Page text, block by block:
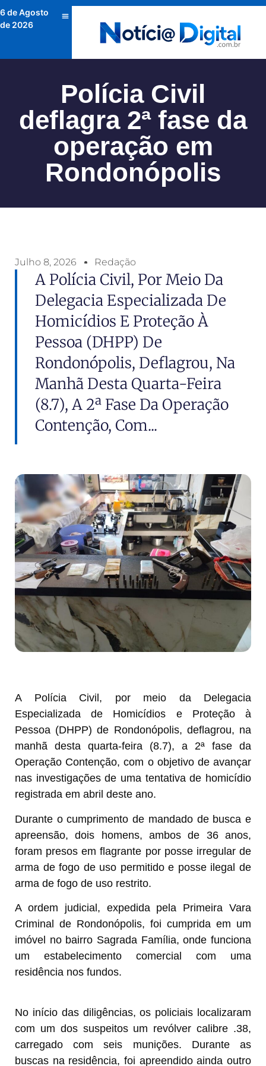
6 de Agosto
de 2026
Polícia Civil
deflagra 2ª fase da
operação em
Rondonópolis
Julho 8, 2026 Redação
A Polícia Civil, Por Meio Da
Delegacia Especializada De
Homicídios E Proteção À
Pessoa (DHPP) De
Rondonópolis, Deflagrou, Na
Manhã Desta Quarta-Feira
(8.7), A 2ª Fase Da Operação
Contenção, Com...
A Polícia Civil, por meio da Delegacia
Especializada de Homicídios e Proteção à
Pessoa (DHPP) de Rondonópolis, deflagrou, na
manhã desta quarta-feira (8.7), a 2ª fase da
Operação Contenção, com o objetivo de avançar
nas investigações de uma tentativa de homicídio
registrada em abril deste ano.
Durante o cumprimento de mandado de busca e
apreensão, dois homens, ambos de 36 anos,
foram presos em flagrante por posse irregular de
arma de fogo de uso permitido e posse ilegal de
arma de fogo de uso restrito.
A ordem judicial, expedida pela Primeira Vara
Criminal de Rondonópolis, foi cumprida em um
imóvel no bairro Sagrada Família, onde funciona
um estabelecimento comercial com uma
residência nos fundos.
No início das diligências, os policiais localizaram
com um dos suspeitos um revólver calibre .38,
carregado com seis munições. Durante as
buscas na residência, foi apreendido ainda outro